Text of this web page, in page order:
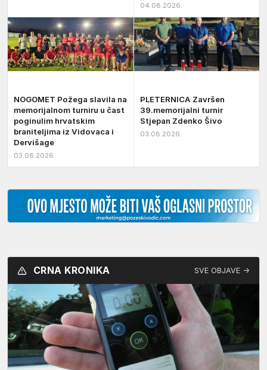
04.08.2026.
NOGOMET Požega slavila na
memorijalnom turniru u čast
poginulim hrvatskim
braniteljima iz Vidovaca i
Dervišage
03.08.2026.
PLETERNICA Završen
39.memorijalni turnir
Stjepan Zdenko Šivo
03.08.2026.
CRNA KRONIKA SVE OBJAVE →